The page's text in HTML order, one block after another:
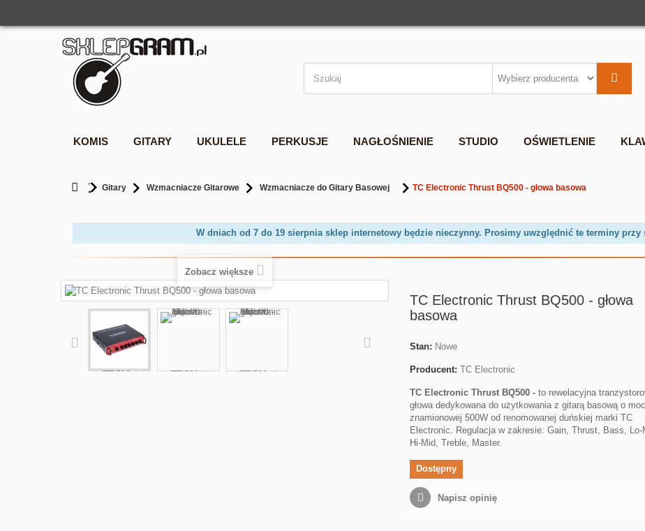
KOMIS GITARY UKULELE PERKUSJE NAGŁOŚNIENIE STUDIO OŚWIETLENIE
Gitary Wzmacniacze Gitarowe Wzmacniacze do Gitary Basowej TC Electronic Thrust BQ500 - głowa basowa
W dniach od 7 do 19 sierpnia sklep internetowy będzie nieczynny. Prosimy uwzględnić te terminy przy
Zobacz większe
TC Electronic Thrust BQ500 - głowa
basowa
Stan: Nowe
Producent: TC Electronic
TC Electronic Thrust BQ500 - to rewelacyjna
głowa dedykowana do użytkowania z gitarą basową o
znamionowej 500W od renomowanej duńskiej marki TC
Electronic. Regulacja w zakresie: Gain, Thrust, Bass, Lo-
Hi-Mid, Treble, Master.
Dostępny
Napisz opinię